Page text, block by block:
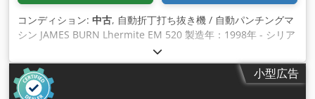
コンディション: 中古, 自動折丁打ち抜き機 / 自動パンチングマ
シン JAMES BURN Lhermite EM 520 製造年：1998年 - シリア
ル番号：211661 投入幅 / サイズ：投入幅520mm 用紙厚さ：
最大3mm（32枚、80g） 速度：最大10,000サイクル/時 用紙厚
さ：70～300g James Burn Lhermite EM520は、自動折丁打ち
抜き機です。 インラインまたはオフライン生産に使用できま
小型広告